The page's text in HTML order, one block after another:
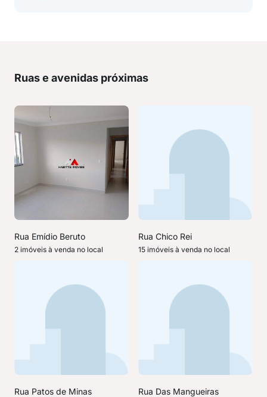
Ruas e avenidas próximas
Rua Emídio Beruto
2 imóveis à venda no local
Rua Chico Rei
15 imóveis à venda no local
Rua Patos de Minas Rua Das Mangueiras